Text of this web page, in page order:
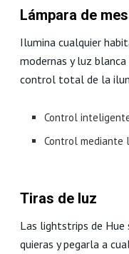
Lámpara de
Ilumina cualquier
modernas y luz
control total de la
Control
Control mediante
Tiras de luz
Las lightstrips de
quieras y pegarla a